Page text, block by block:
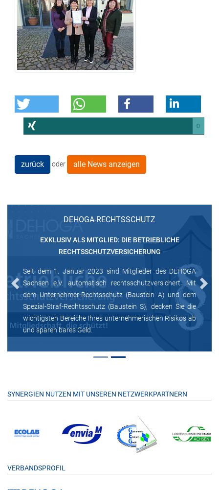
0
zurück oder alle News anzeigen
DEHOGA-RECHTSSCHUTZ
EXKLUSIV ALS MITGLIED: DIE BETRIEBLICHE
RECHTSSCHUTZVERSICHERUNG
Seit dem 1. Januar 2023 sind Mitglieder des DEHOGA
Sachsen e.V. automatisch rechtsschutzversichert. Mit
dem Unternehmer-Rechtsschutz (Baustein A) und dem
Spezial-Straf-Rechtsschutz (Baustein S), decken Sie die
wichtigsten Bereiche Ihres unternehmerischen Risikos ab
und sparen bares Geld.
Previous Next
SYNERGIEN NUTZEN MIT UNSEREN NETZWERKPARTNERN
VERBANDSPROFIL